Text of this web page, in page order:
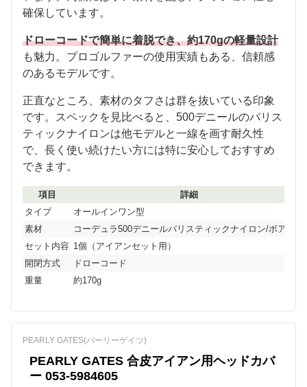
確保しています。
ドローコードで簡単に着脱でき、約170gの軽量設計
も魅力。プロゴルファーの使用実績もある、信頼感
のあるモデルです。
正直なところ、素材のタフさは群を抜いている印象
です。スペックを見比べると、500デニールのバリス
ティックナイロンは他モデルと一線を画す耐久性
で、長く使い続けたい方には特に安心しておすすめ
できます。
項目
詳細
タイプ
オールインワン型
素材
コーデュラ500デニールバリスティックナイロン/ボア裏地
セット内容 1個（アイアンセット用）
開閉方式
ドローコード
重量
約170g
PEARLY GATES(パーリーゲイツ)
PEARLY GATES 合皮アイアン用ヘッドカバ
ー 053-5984605